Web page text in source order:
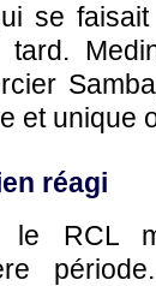
se
tard.
et unique
réagi
le RCL